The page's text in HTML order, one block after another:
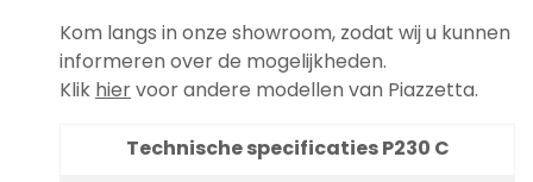
Kom langs in onze showroom, zodat wij u kunnen
informeren over de mogelijkheden.
Klik hiervoor andere modellen van Piazzetta.
Technische specificaties P230 C